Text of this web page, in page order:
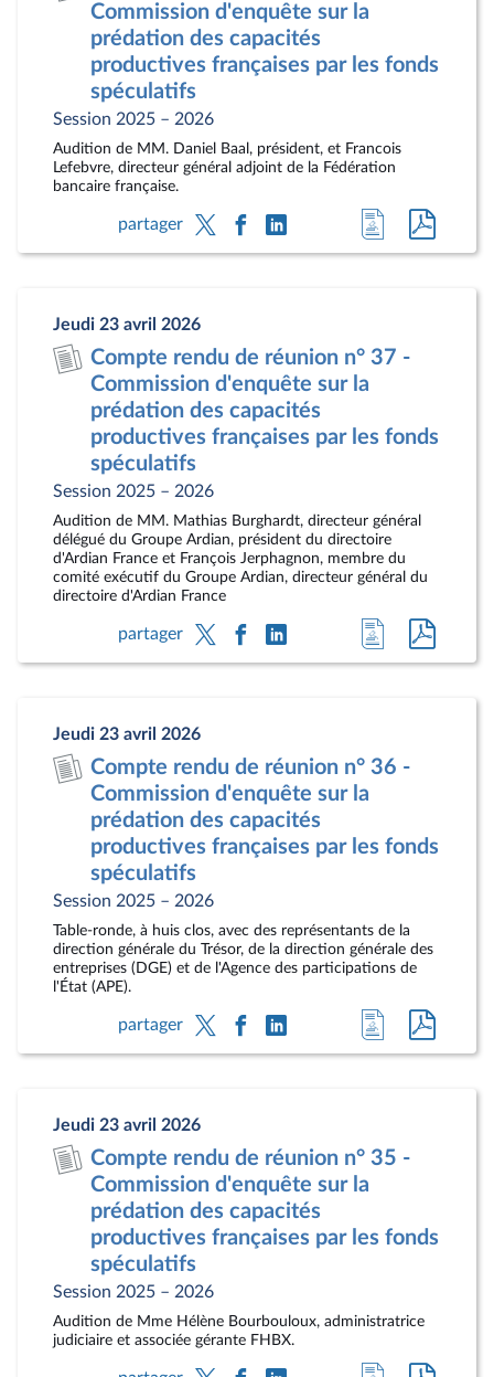
Commission d'enquête sur la
prédation des capacités
productives françaises par les fonds
spéculatifs
Session 2025 – 2026
Audition de MM. Daniel Baal, président, et Francois
Lefebvre, directeur général adjoint de la Fédération
bancaire française.
partager
Accéder
à
document
au
pdf
Jeudi 23 avril 2026
Compte rendu de réunion n° 37 -
Commission d'enquête sur la
prédation des capacités
productives françaises par les fonds
spéculatifs
Session 2025 – 2026
Audition de MM. Mathias Burghardt, directeur général
délégué du Groupe Ardian, président du directoire
d'Ardian France et François Jerphagnon, membre du
comité exécutif du Groupe Ardian, directeur général du
directoire d'Ardian France
partager
Accéder
à
document
au
pdf
Jeudi 23 avril 2026
Compte rendu de réunion n° 36 -
Commission d'enquête sur la
prédation des capacités
productives françaises par les fonds
spéculatifs
Session 2025 – 2026
Table-ronde, à huis clos, avec des représentants de la
direction générale du Trésor, de la direction générale des
entreprises (DGE) et de l'Agence des participations de
l'État (APE).
partager
Accéder
à
document
au
pdf
Jeudi 23 avril 2026
Compte rendu de réunion n° 35 -
Commission d'enquête sur la
prédation des capacités
productives françaises par les fonds
spéculatifs
Session 2025 – 2026
Audition de Mme Hélène Bourbouloux, administratrice
judiciaire et associée gérante FHBX.